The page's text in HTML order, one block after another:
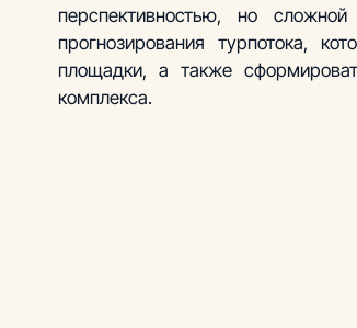
Аналитика, термы Аналитика, фитнес
перспективностью, но
прогнозирования турпотока,
площадки, а также
комплекса.